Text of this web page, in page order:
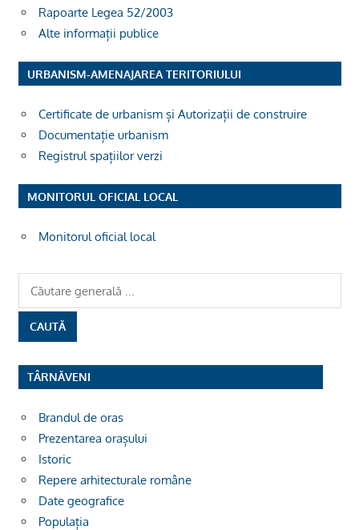
Rapoarte Legea 52/2003
Alte informații publice
URBANISM-AMENAJAREA TERITORIULUI
Certificate de urbanism și Autorizații de construire
Documentație urbanism
Registrul spațiilor verzi
MONITORUL OFICIAL LOCAL
Monitorul oficial local
TÂRNĂVENI
Brandul de oras
Prezentarea orașului
Istoric
Repere arhitecturale române
Date geografice
Populația